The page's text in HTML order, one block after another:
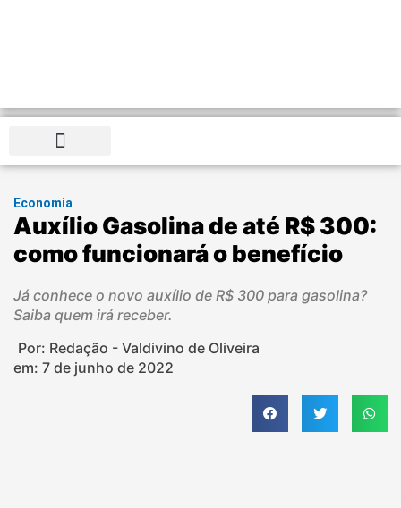
Economia
Auxílio Gasolina de até R$ 300:
como funcionará o benefício
Já conhece o novo auxílio de R$ 300 para gasolina?
Saiba quem irá receber.
Por: Redação - Valdivino de Oliveira
em: 7 de junho de 2022